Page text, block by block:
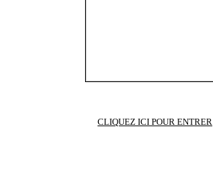
CLIQUEZ ICI POUR ENTRER